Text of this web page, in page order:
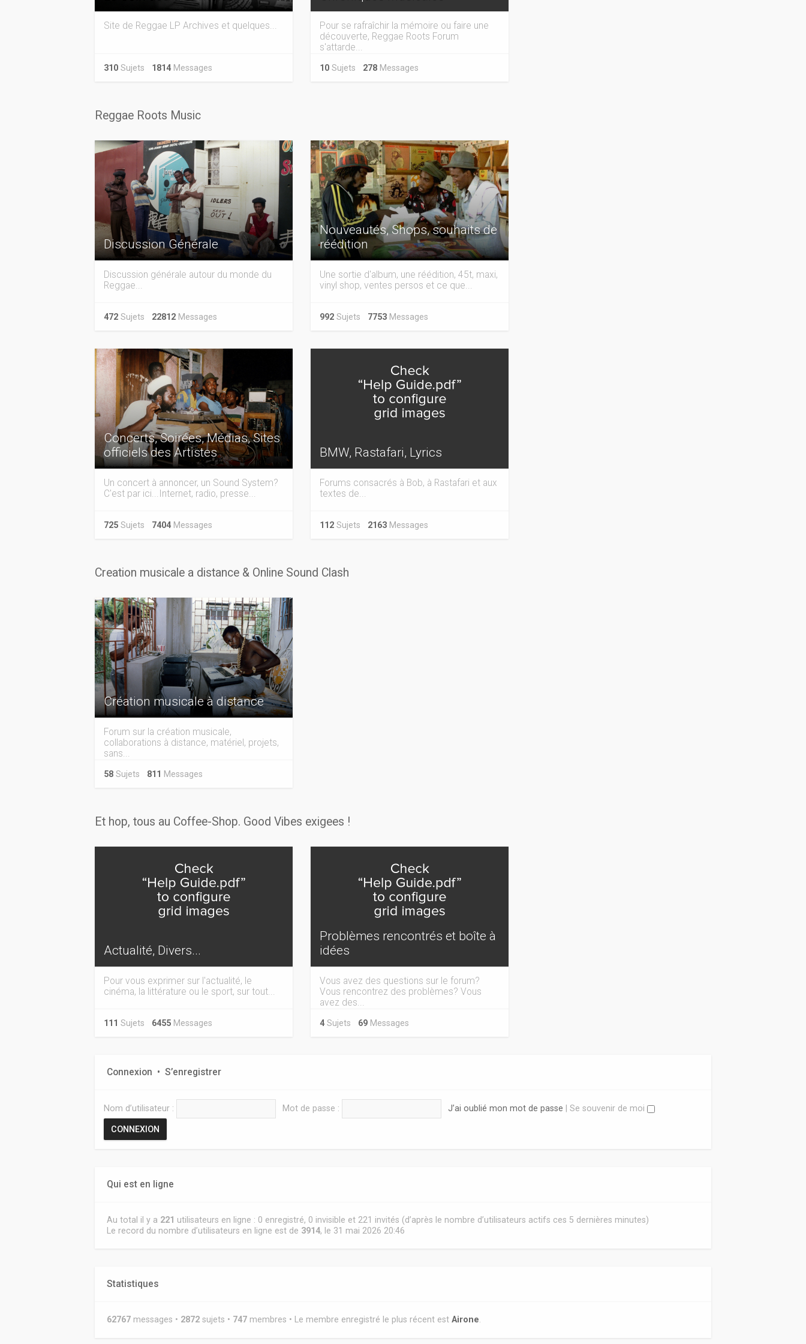
Site de Reggae LP Archives et quelques...
310 Sujets 1814 Messages
Pour se rafraîchir la mémoire ou faire une
découverte, Reggae Roots Forum
s'attarde...
10 Sujets 278 Messages
Reggae Roots Music
Discussion Générale
Discussion générale autour du monde du
Reggae...
472 Sujets 22812 Messages
Nouveautés, Shops, souhaits de
réédition
Une sortie d'album, une réédition, 45t, maxi,
vinyl shop, ventes persos et ce que...
992 Sujets 7753 Messages
Concerts, Soirées, Médias, Sites
officiels des Artistes
Un concert à annoncer, un Sound System?
C'est par ici...Internet, radio, presse...
725 Sujets 7404 Messages
BMW, Rastafari, Lyrics
Forums consacrés à Bob, à Rastafari et aux
textes de...
112 Sujets 2163 Messages
Creation musicale a distance & Online Sound Clash
Création musicale à distance
Forum sur la création musicale,
collaborations à distance, matériel, projets,
sans...
58 Sujets 811 Messages
Et hop, tous au Coffee-Shop. Good Vibes exigees !
Actualité, Divers...
Pour vous exprimer sur l'actualité, le
cinéma, la littérature ou le sport, sur tout...
111 Sujets 6455 Messages
Problèmes rencontrés et boîte à
idées
Vous avez des questions sur le forum?
Vous rencontrez des problèmes? Vous
avez des...
4 Sujets 69 Messages
Connexion •S’enregistrer
Nom d’utilisateur : Mot de passe : J’ai oublié mon mot de passe Se souvenir de moi
Qui est en ligne
Au total il y a 221 utilisateurs en ligne : 0 enregistré, 0 invisible et 221 invités (d’après le nombre d’utilisateurs actifs ces 5 dernières minutes)
Le record du nombre d’utilisateurs en ligne est de 3914, le 31 mai 2026 20:46
Statistiques
62767 messages • 2872 sujets • 747 membres • Le membre enregistré le plus récent estAirone.